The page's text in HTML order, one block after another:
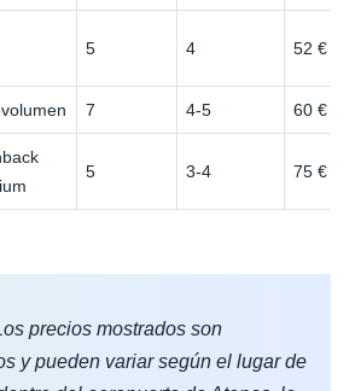
5 4 52 €
7 4-5 60 €
5 3-4 75 €
precios mostrados son
y pueden variar según el lugar de